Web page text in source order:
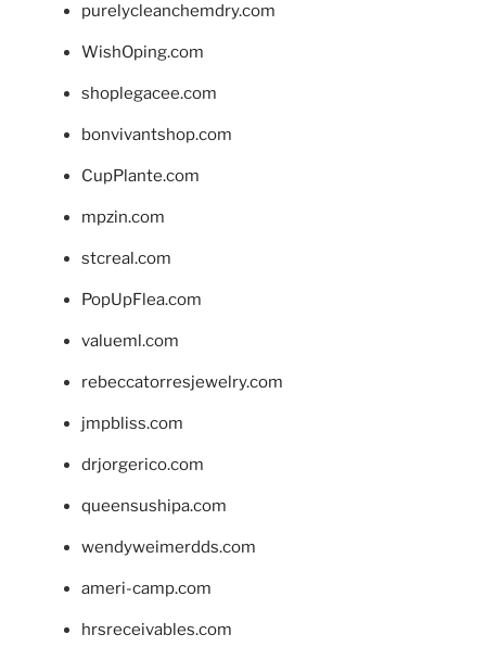
purelycleanchemdry.com
WishOping.com
shoplegacee.com
bonvivantshop.com
CupPlante.com
mpzin.com
stcreal.com
PopUpFlea.com
valueml.com
rebeccatorresjewelry.com
jmpbliss.com
drjorgerico.com
queensushipa.com
wendyweimerdds.com
ameri-camp.com
hrsreceivables.com